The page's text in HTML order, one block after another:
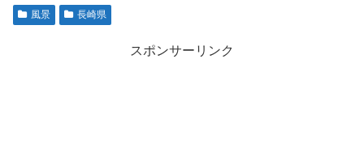
風景 長崎県
スポンサーリンク